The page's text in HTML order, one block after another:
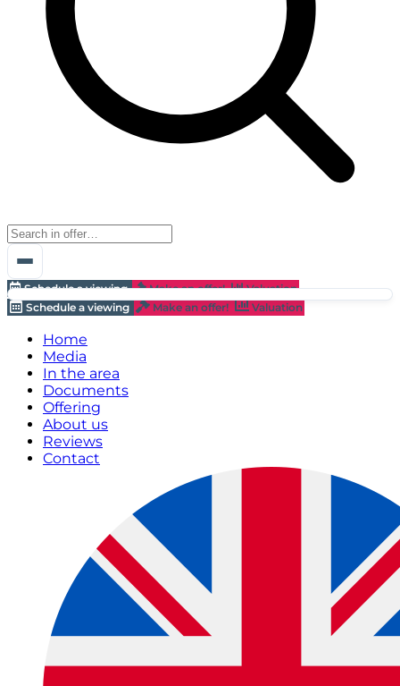
Schedule a viewing Make an offer!
Valuation
Schedule a viewing
Make an offer! Valuation
Home
Media
In the area
Documents
Offering
About us
Reviews
Contact